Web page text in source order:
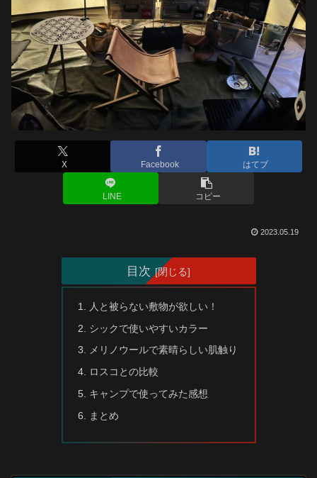
X Facebook はてブ
LINE コピー
2023.05.19
目次
人と被らない敷物が欲しい！
シックで使いやすいカラー
メリノウールで素晴らしい肌触り
ロスコとの比較
キャンプで使ってみた感想
まとめ